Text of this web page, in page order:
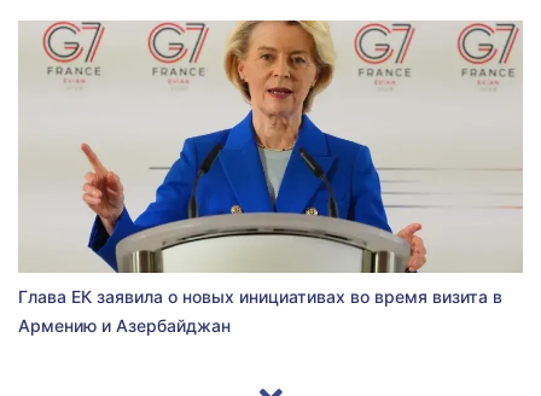
Глава ЕК заявила о новых инициативах во время визита в
Армению и Азербайджан